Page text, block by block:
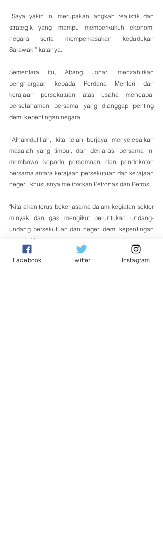
“Saya yakin ini merupakan langkah realistik dan
strategik yang mampu memperkukuh ekonomi
negara serta memperkasakan kedudukan
Sarawak,” katanya.
Sementara itu, Abang Johari menzahirkan
penghargaan kepada Perdana Menteri dan
kerajaan persekutuan atas usaha mencapai
persefahaman bersama yang dianggap penting
demi kepentingan negara.
“Alhamdulillah, kita telah berjaya menyelesaikan
masalah yang timbul, dan deklarasi bersama ini
membawa kepada persamaan dan pendekatan
bersama antara kerajaan persekutuan dan kerajaan
negeri, khususnya melibatkan Petronas dan Petros.
"Kita akan terus bekerjasama dalam kegiatan sektor
minyak dan gas mengikut peruntukan undang-
undang persekutuan dan negeri demi kepentingan
negara," katanya.
Nasional
Facebook Twitter Instagram